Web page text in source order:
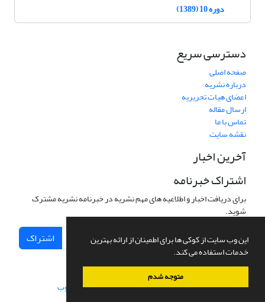
این وب سایت از کوکی ها برای اطمینان از ارائه بهترین
خدمات استفاده می کند.
متوجه شدم
دوره 10 (1389)
دسترسی سریع
صفحه اصلی
درباره نشریه
اعضای هیات تحریریه
ارسال مقاله
تماس با ما
نقشه سایت
آخرین اخبار
اشتراک خبرنامه
برای دریافت اخبار و اطلاعیه های مهم نشریه در خبرنامه نشریه مشترک
شوید.
اشتراک
سامانه مدیریت نشریات علمی.طراحی و پیاده سازی از سیناوب